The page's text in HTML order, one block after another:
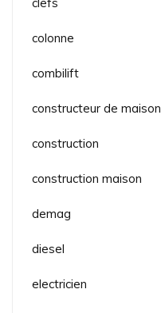
colonne
combilift
constructeur de maison
construction
construction maison
demag
diesel
electricien